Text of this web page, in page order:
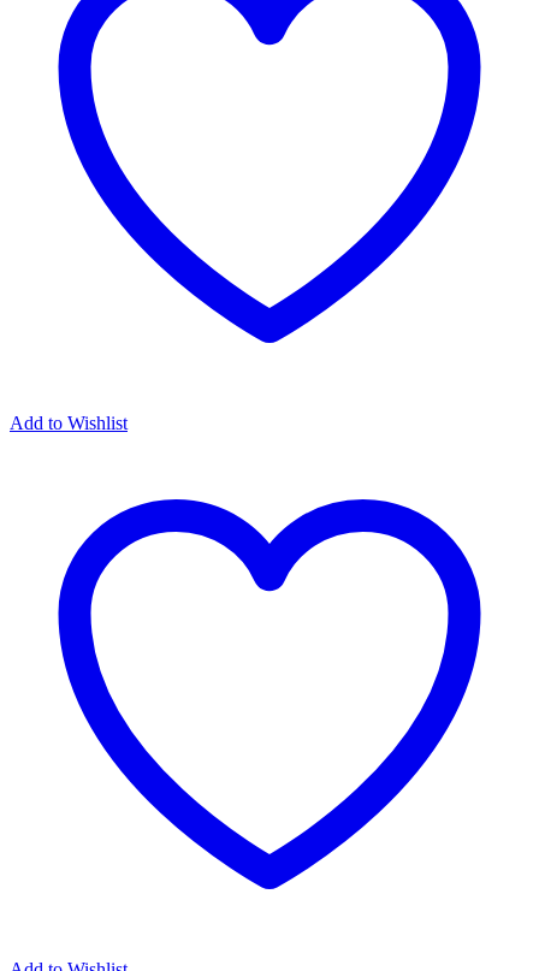
Add to Wishlist